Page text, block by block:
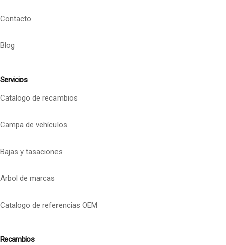
Contacto
Blog
Servicios
Catalogo de recambios
Campa de vehículos
Bajas y tasaciones
Arbol de marcas
Catalogo de referencias OEM
Recambios